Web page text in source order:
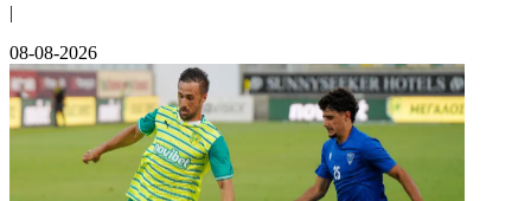
|
08-08-2026